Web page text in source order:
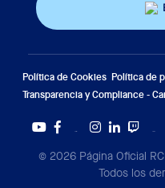
Política de Cookies Política de
Transparencia y Compliance -
© 2026 Página Oficial
Todos los